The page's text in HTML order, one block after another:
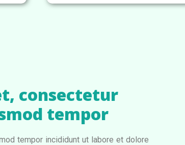
consectetur
tempor
tempor incididunt ut labore et dolore